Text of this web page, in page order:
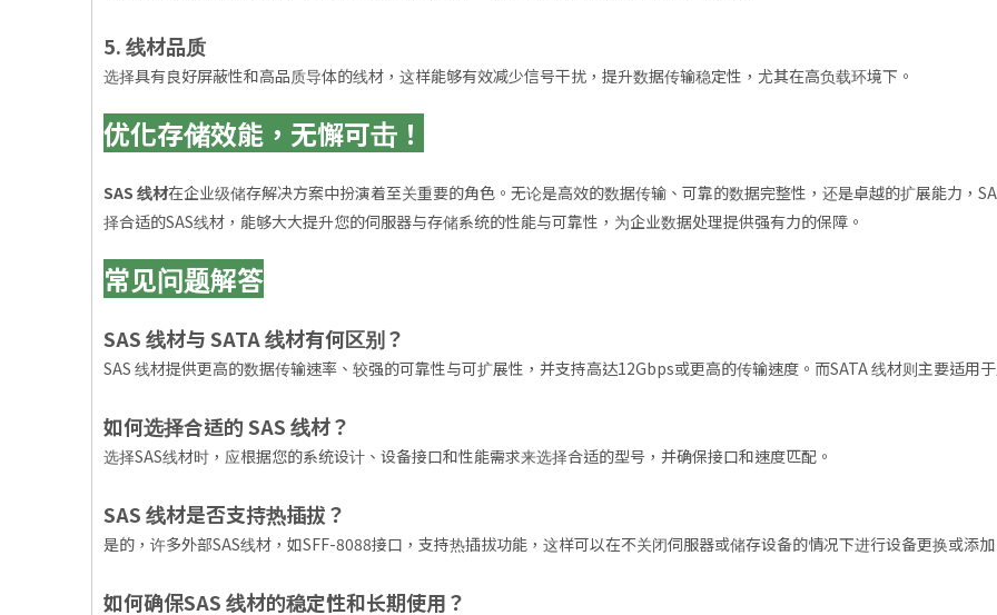
5. 线材品质
选择具有良好屏蔽性和高品质导体的线材，这样能够有效减少信号干扰，提升数据传输稳定性，尤其在高负载环境下。
优化存储效能，无懈可击！
SAS 线材在企业级储存解决方案中扮演着至关重要的角色。无论是高效的数据传输、可靠的数据完整性，还是卓越的扩展能力，
择合适的SAS线材，能够大大提升您的伺服器与存储系统的性能与可靠性，为企业数据处理提供强有力的保障。
常见问题解答
SAS 线材与 SATA 线材有何区别？
SAS 线材提供更高的数据传输速率、较强的可靠性与可扩展性，并支持高达12Gbps或更高的传输速度。而SATA 线材则主要适用
如何选择合适的 SAS 线材？
选择SAS线材时，应根据您的系统设计、设备接口和性能需求来选择合适的型号，并确保接口和速度匹配。
SAS 线材是否支持热插拔？
是的，许多外部SAS线材，如SFF-8088接口，支持热插拔功能，这样可以在不关闭伺服器或储存设备的情况下进行设备更换或添
如何确保SAS 线材的稳定性和长期使用？